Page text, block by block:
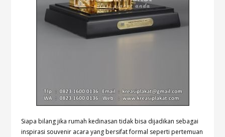
Siapa bilang jika rumah kedinasan tidak bisa dijadikan sebagai
inspirasi souvenir acara yang bersifat formal seperti pertemuan